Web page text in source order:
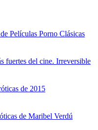
Películas Porno Clásicas
fuertes del cine. Irreversible
de 2015
de Maribel Verdú